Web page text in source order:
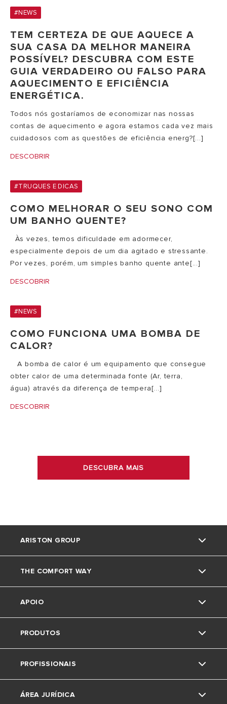
#NEWS
TEM CERTEZA DE QUE AQUECE A
SUA CASA DA MELHOR MANEIRA
POSSÍVEL? DESCUBRA COM ESTE
GUIA VERDADEIRO OU FALSO PARA
AQUECIMENTO E EFICIÊNCIA
ENERGÉTICA.
Todos nós gostaríamos de economizar nas nossas
contas de aquecimento e agora estamos cada vez mais
cuidadosos com as questões de eficiência energ?[...]
DESCOBRIR
#TRUQUES E DICAS
COMO MELHORAR O SEU SONO COM
UM BANHO QUENTE?
Às vezes, temos dificuldade em adormecer,
especialmente depois de um dia agitado e stressante.
Por vezes, porém, um simples banho quente ante[...]
DESCOBRIR
#NEWS
COMO FUNCIONA UMA BOMBA DE
CALOR?
​ A bomba de calor é um equipamento que consegue
obter calor de uma determinada fonte (Ar, terra,
água) através da diferença de tempera[...]
DESCOBRIR
DESCUBRA MAIS
ARISTON GROUP
Marca Ariston
O grupo
Trabalha connosco
THE COMFORT WAY
Truques e dicas
News
APOIO
Contactos
Area de download
PRODUTOS
Caldeiras
Acumuladores
PROFISSIONAIS
Pedido de Estudo de Aerotermia
ÁREA JURÍDICA